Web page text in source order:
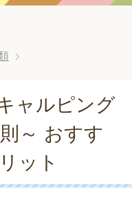
ャルピング
～ おすす
ット